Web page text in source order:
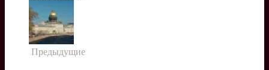
Предыдущие